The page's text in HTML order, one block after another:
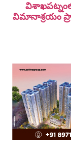
విమానాశ్ర‌యం